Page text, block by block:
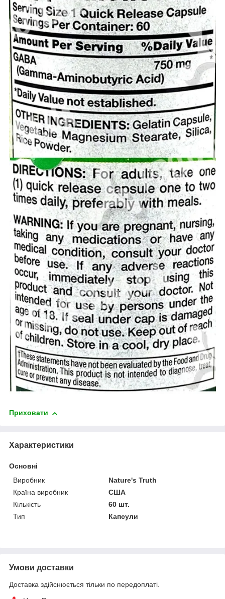
Приховати
Характеристики
Основні
Виробник
Nature's Truth
Країна виробник
США
Кількість
60 шт.
Тип
Капсули
Умови доставки
Доставка здійснюється тільки по передоплаті.